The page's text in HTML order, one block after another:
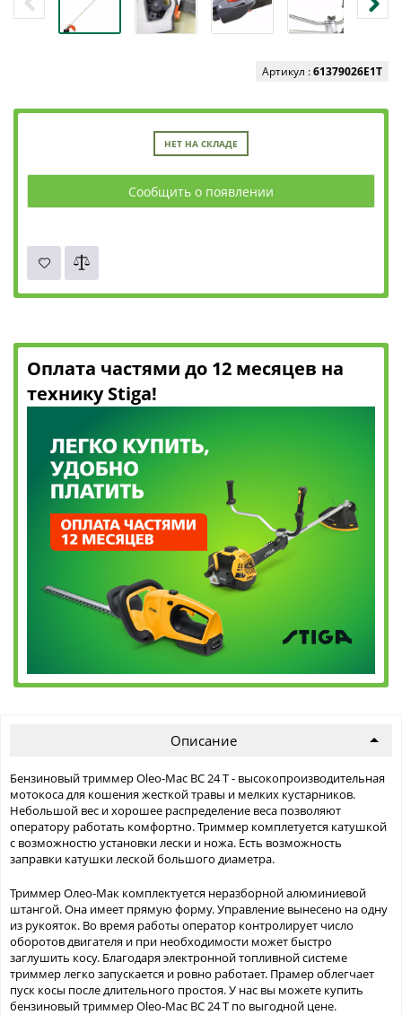
Артикул :61379026E1T
НЕТ НА СКЛАДЕ
Сообщить о появлении
Оплата частями до 12 месяцев на
технику Stiga!
Описание
Бензиновый триммер Oleo-Mac BC 24 T - высокопроизводительная
мотокоса для кошения жесткой травы и мелких кустарников.
Небольшой вес и хорошее распределение веса позволяют
оператору работать комфортно. Триммер комплетуется катушкой
с возможностю установки лески и ножа. Есть возможность
заправки катушки леской большого диаметра.
Триммер Олео-Мак комплектуется неразборной алюминиевой
штангой. Она имеет прямую форму. Управление вынесено на одну
из рукояток. Во время работы оператор контролирует число
оборотов двигателя и при необходимости может быстро
заглушить косу. Благодаря электронной топливной системе
триммер легко запускается и ровно работает. Прамер облегчает
пуск косы после длительного простоя. У нас вы можете купить
бензиновый триммер Oleo-Mac BC 24 T по выгодной цене.